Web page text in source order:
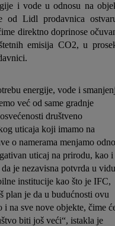
i vode u odnosu na
od Lidl prodavnica
direktno doprinose
emisija CO2, u
energije, vode i
već od same gradnje
društveno
uticaja koji imamo na
o namerama menjamo
uticaj na prirodu, kao i
je nezavisna potvrda u vidu
institucije kao što je IFC,
plan je da u budućnosti ovu
i na sve nove objekte, čime
biti još veći“, istakla je